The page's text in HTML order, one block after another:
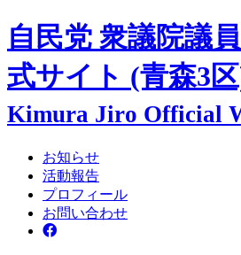
自民党 衆議院議員
式サイト (青森3
Kimura Jiro Official
お知らせ
活動報告
プロフィール
お問い合わせ